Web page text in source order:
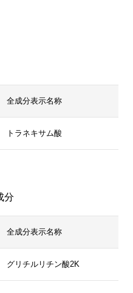
全成分表示名称
トラネキサム酸
分
全成分表示名称
グリチルリチン酸2K